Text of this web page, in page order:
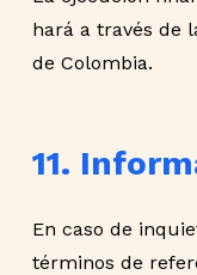
hará a través de
de Colombia.
11.
En caso de
términos de